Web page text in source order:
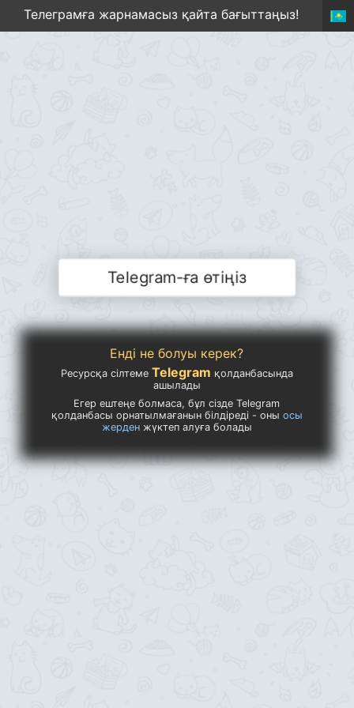
Телеграмға жарнамасыз қайта бағыттаңыз!
Telegram-ға өтіңіз
Енді не болуы керек?
Ресурсқа сілтеме Telegram қолданбасында
ашылады
Егер ештеңе болмаса, бұл сізде Telegram
қолданбасы орнатылмағанын білдіреді - оны осы
жерденжүктеп алуға болады